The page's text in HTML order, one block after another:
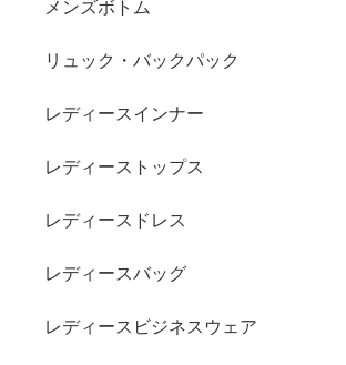
メンズボトム
リュック・バックパック
レディースインナー
レディーストップス
レディースドレス
レディースバッグ
レディースビジネスウェア